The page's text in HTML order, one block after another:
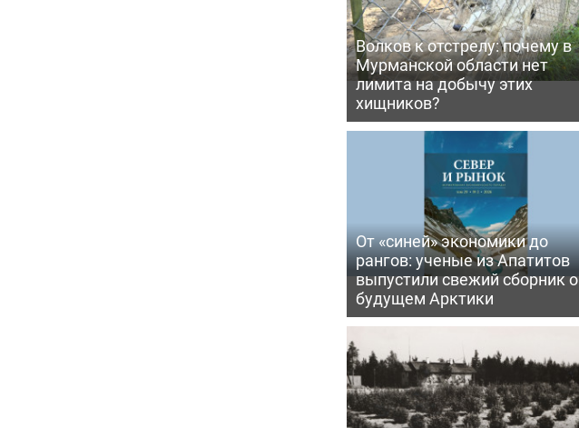
Волков к отстрелу: почему в
Мурманской области нет
лимита на добычу этих
хищников?
От «синей» экономики до
рангов: ученые из Апатитов
выпустили свежий сборник о
будущем Арктики